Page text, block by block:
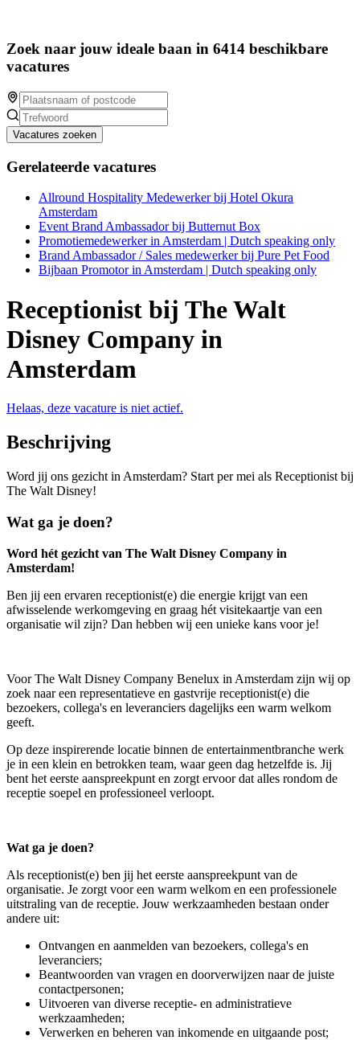
Zoek naar jouw ideale baan in 6414 beschikbare
vacatures
Vacatures zoeken
Gerelateerde vacatures
Allround Hospitality Medewerker bij Hotel Okura
Amsterdam
Event Brand Ambassador bij Butternut Box
Promotiemedewerker in Amsterdam | Dutch speaking only
Brand Ambassador / Sales medewerker bij Pure Pet Food
Bijbaan Promotor in Amsterdam | Dutch speaking only
Receptionist bij The Walt
Disney Company in
Amsterdam
Helaas, deze vacature is niet actief.
Beschrijving
Word jij ons gezicht in Amsterdam? Start per mei als Receptionist bij
The Walt Disney!
Wat ga je doen?
Word hét gezicht van The Walt Disney Company in
Amsterdam!
Ben jij een ervaren receptionist(e) die energie krijgt van een
afwisselende werkomgeving en graag hét visitekaartje van een
organisatie wil zijn? Dan hebben wij een unieke kans voor je!
Voor The Walt Disney Company Benelux in Amsterdam zijn wij op
zoek naar een representatieve en gastvrije receptionist(e) die
bezoekers, collega's en leveranciers dagelijks een warm welkom
geeft.
Op deze inspirerende locatie binnen de entertainmentbranche werk
je in een klein en betrokken team, waar geen dag hetzelfde is. Jij
bent het eerste aanspreekpunt en zorgt ervoor dat alles rondom de
receptie soepel en professioneel verloopt.
Wat ga je doen?
Als receptionist(e) ben jij het eerste aanspreekpunt van de
organisatie. Je zorgt voor een warm welkom en een professionele
uitstraling van de receptie. Jouw werkzaamheden bestaan onder
andere uit:
Ontvangen en aanmelden van bezoekers, collega's en
leveranciers;
Beantwoorden van vragen en doorverwijzen naar de juiste
contactpersonen;
Uitvoeren van diverse receptie- en administratieve
werkzaamheden;
Verwerken en beheren van inkomende en uitgaande post;